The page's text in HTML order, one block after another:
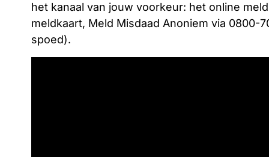
het kanaal van jouw voorkeur: het online
meldkaart, Meld Misdaad Anoniem via 0800-
spoed).